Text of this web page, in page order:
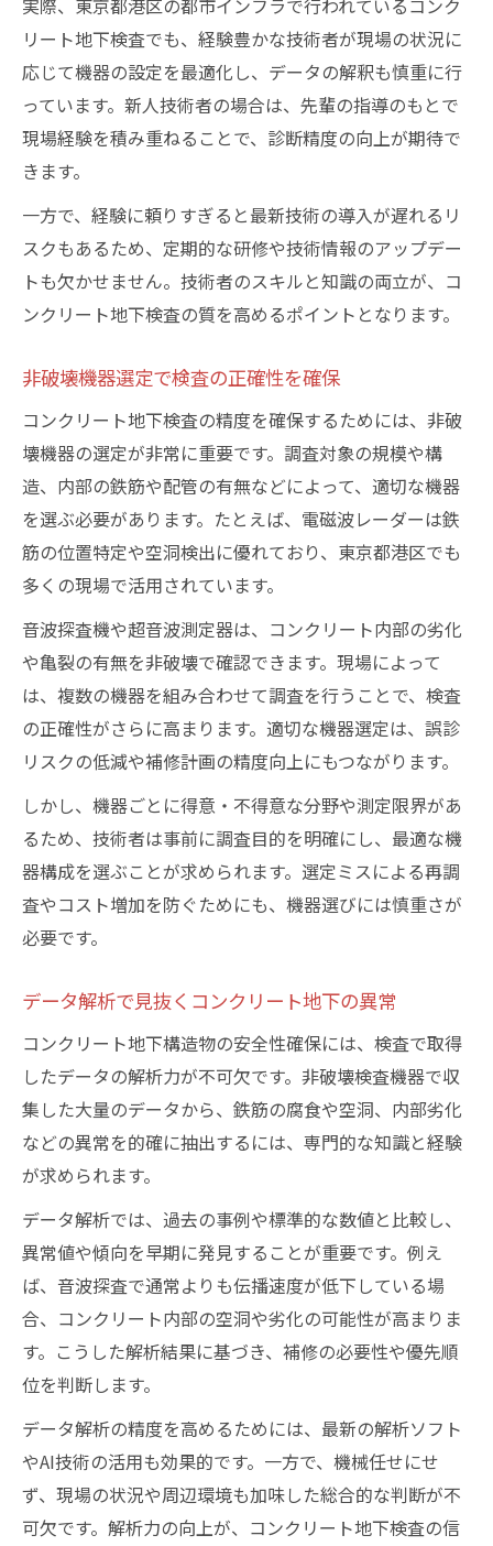
実際、東京都港区の都市インフラで行われているコンク
リート地下検査でも、経験豊かな技術者が現場の状況に
応じて機器の設定を最適化し、データの解釈も慎重に行
っています。新人技術者の場合は、先輩の指導のもとで
現場経験を積み重ねることで、診断精度の向上が期待で
きます。
一方で、経験に頼りすぎると最新技術の導入が遅れるリ
スクもあるため、定期的な研修や技術情報のアップデー
トも欠かせません。技術者のスキルと知識の両立が、コ
ンクリート地下検査の質を高めるポイントとなります。
非破壊機器選定で検査の正確性を確保
コンクリート地下検査の精度を確保するためには、非破
壊機器の選定が非常に重要です。調査対象の規模や構
造、内部の鉄筋や配管の有無などによって、適切な機器
を選ぶ必要があります。たとえば、電磁波レーダーは鉄
筋の位置特定や空洞検出に優れており、東京都港区でも
多くの現場で活用されています。
音波探査機や超音波測定器は、コンクリート内部の劣化
や亀裂の有無を非破壊で確認できます。現場によって
は、複数の機器を組み合わせて調査を行うことで、検査
の正確性がさらに高まります。適切な機器選定は、誤診
リスクの低減や補修計画の精度向上にもつながります。
しかし、機器ごとに得意・不得意な分野や測定限界があ
るため、技術者は事前に調査目的を明確にし、最適な機
器構成を選ぶことが求められます。選定ミスによる再調
査やコスト増加を防ぐためにも、機器選びには慎重さが
必要です。
データ解析で見抜くコンクリート地下の異常
コンクリート地下構造物の安全性確保には、検査で取得
したデータの解析力が不可欠です。非破壊検査機器で収
集した大量のデータから、鉄筋の腐食や空洞、内部劣化
などの異常を的確に抽出するには、専門的な知識と経験
が求められます。
データ解析では、過去の事例や標準的な数値と比較し、
異常値や傾向を早期に発見することが重要です。例え
ば、音波探査で通常よりも伝播速度が低下している場
合、コンクリート内部の空洞や劣化の可能性が高まりま
す。こうした解析結果に基づき、補修の必要性や優先順
位を判断します。
データ解析の精度を高めるためには、最新の解析ソフト
やAI技術の活用も効果的です。一方で、機械任せにせ
ず、現場の状況や周辺環境も加味した総合的な判断が不
可欠です。解析力の向上が、コンクリート地下検査の信